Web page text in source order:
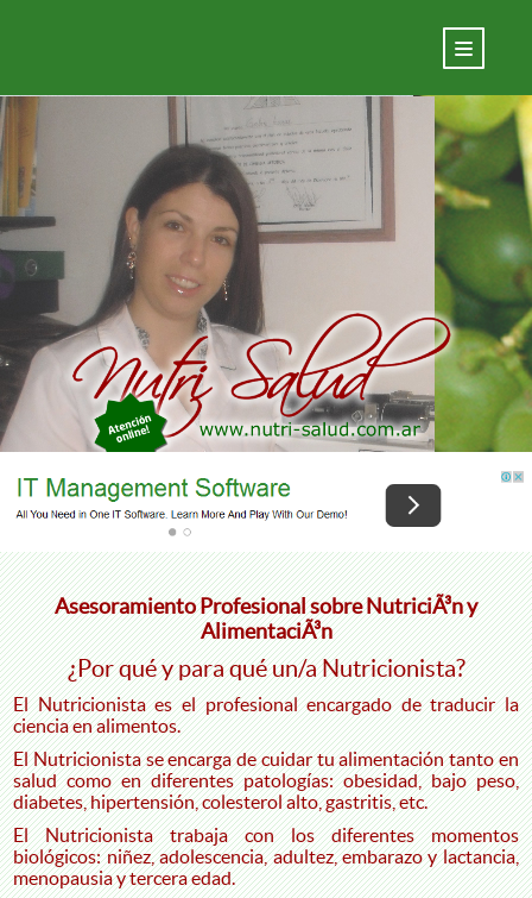
Asesoramiento Profesional sobre NutriciÃ³n y
AlimentaciÃ³n
¿Por qué y para qué un/a Nutricionista?
El Nutricionista es el profesional encargado de traducir la
ciencia en alimentos.
El Nutricionista se encarga de cuidar tu alimentación tanto en
salud como en diferentes patologías: obesidad, bajo peso,
diabetes, hipertensión, colesterol alto, gastritis, etc.
El Nutricionista trabaja con los diferentes momentos
biológicos: niñez, adolescencia, adultez, embarazo y lactancia,
menopausia y tercera edad.